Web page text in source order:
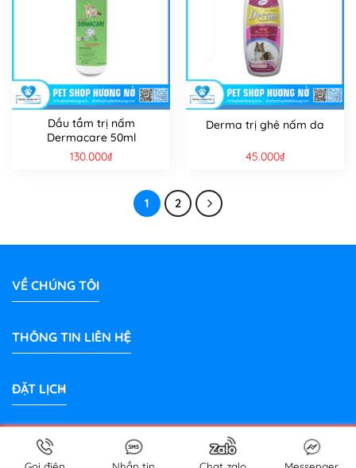
Dầu tắm trị nấm
Dermacare 50ml
130.000₫
Derma trị ghẻ nấm da
45.000₫
1 2
VỀ CHÚNG TÔI
THÔNG TIN LIÊN HỆ
ĐẶT LỊCH
Bản quyền 2026 © Phòng Khám Thú Y Hương Nở Bình Dương |
PetShop
thuybinhduong.com